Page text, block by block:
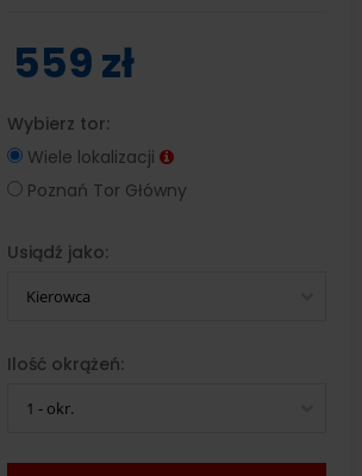
559 zł
Wybierz tor:
Wiele lokalizacji
Poznań Tor Główny
Usiądź jako:
Kierowca
Ilość okrążeń:
1 - okr.